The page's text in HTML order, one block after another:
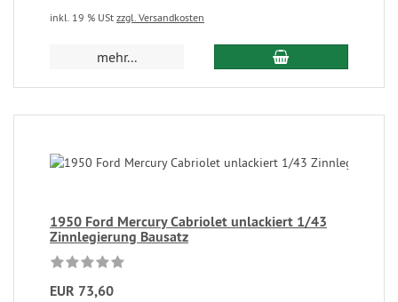
inkl. 19 % USt zzgl. Versandkosten
mehr...
1950 Ford Mercury Cabriolet unlackiert 1/43
Zinnlegierung Bausatz
EUR 73,60